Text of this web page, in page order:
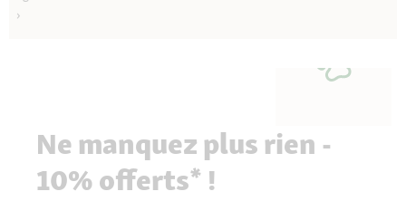
Ne manquez plus rien -
10% offerts* !